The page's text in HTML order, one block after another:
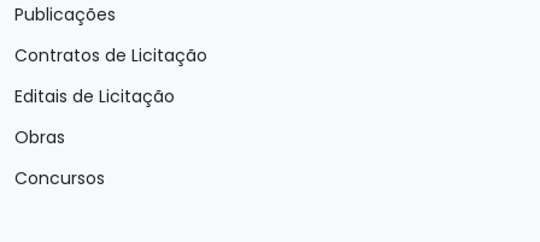
Publicações
Contratos de Licitação
Editais de Licitação
Obras
Concursos